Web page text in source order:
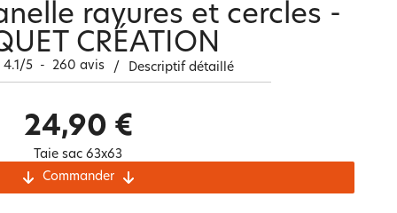
et
Carte cadeau
rayures et cercles -
CRÉATION
4.1/5 - 260 avis / Descriptif détaillé
24,90 €
Taie sac 63x63
Commander